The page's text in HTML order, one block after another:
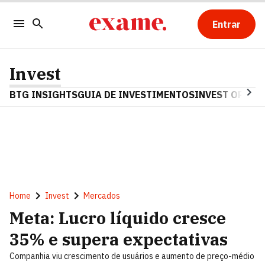
Entrar
Invest
BTG INSIGHTSGUIA DE INVESTIMENTOSINVEST OPINA
Home Invest Mercados
Meta: Lucro líquido cresce
35% e supera expectativas
Companhia viu crescimento de usuários e aumento de preço-médio